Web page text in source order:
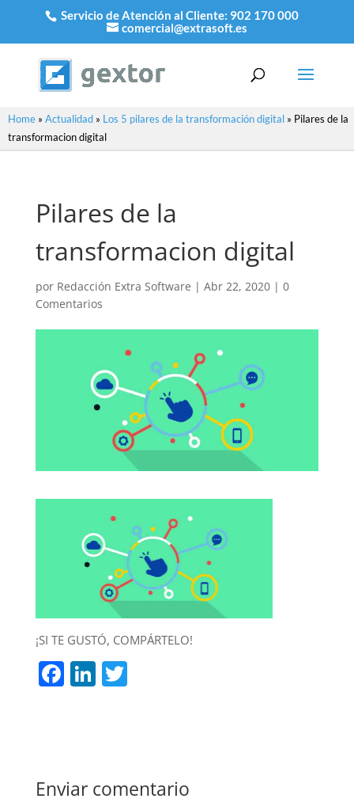
Servicio de Atención al Cliente: 902 170 000
comercial@extrasoft.es
Home » Actualidad » Los 5 pilares de la transformación digital » Pilares de la
transformacion digital
Pilares de la
transformacion digital
por Redacción Extra Software | Abr 22, 2020| 0
Comentarios
¡SI TE GUSTÓ, COMPÁRTELO!
F
b
o
Li
n
T
Enviar comentario